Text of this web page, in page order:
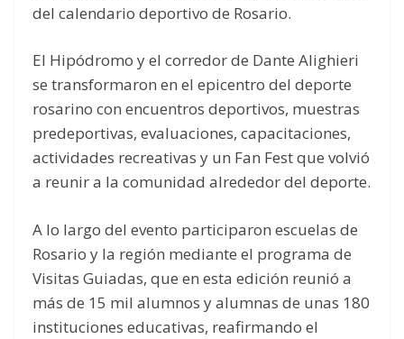
del calendario deportivo de Rosario.
El Hipódromo y el corredor de Dante Alighieri
se transformaron en el epicentro del deporte
rosarino con encuentros deportivos, muestras
predeportivas, evaluaciones, capacitaciones,
actividades recreativas y un Fan Fest que volvió
a reunir a la comunidad alrededor del deporte.
A lo largo del evento participaron escuelas de
Rosario y la región mediante el programa de
Visitas Guiadas, que en esta edición reunió a
más de 15 mil alumnos y alumnas de unas 180
instituciones educativas, reafirmando el